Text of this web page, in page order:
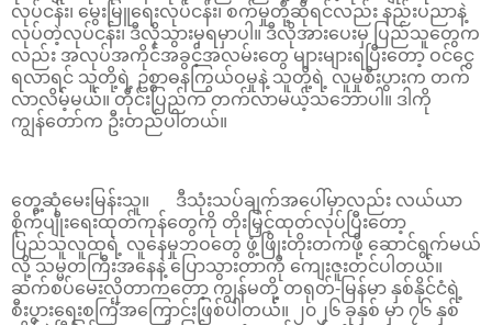
လုပ်ငန်း၊ မွေးမြူရေးလုပ်ငန်း၊ စက်မှုတို့ဆိုရင်လည်း နည်းပညာနဲ့
လုပ်တဲ့လုပ်ငန်း၊ ဒီလိုသွားမှရမှာပါ။ ဒီလိုအားပေးမှ ပြည်သူတွေက
လည်း အလုပ်အကိုင်အခွင့်အလမ်းတွေ များများရပြီးတော့ ဝင်ငွေ
ရလာရင် သူတို့ရဲ့ ဥစ္စာဓနကြွယ်ဝမှုနဲ့ သူတို့ရဲ့ လူမှုစီးပွားက တက်
လာလိမ့်မယ်။ တိုင်းပြည်က တက်လာမယ့်သဘောပါ။ ဒါကို
ကျွန်တော်က ဦးတည်ပါတယ်။
တွေ့ဆုံမေးမြန်းသူ။ ဒီသုံးသပ်ချက်အပေါ်မှာလည်း လယ်ယာ
စိုက်ပျိုးရေးထုတ်ကုန်တွေကို တိုးမြှင့်ထုတ်လုပ်ပြီးတော့
ပြည်သူလူထုရဲ့ လူနေမှုဘဝတွေ ဖွံ့ဖြိုးတိုးတက်ဖို့ ဆောင်ရွက်မယ်
လို့ သမ္မတကြီးအနေနဲ့ ပြောသွားတာကို ကျေးဇူးတင်ပါတယ်။
ဆက်စပ်မေးလိုတာကတော့ ကျွန်မတို့ တရုတ်-မြန်မာ နှစ်နိုင်ငံရဲ့
စီးပွားရေးစင်္ကြံအကြောင်းဖြစ်ပါတယ်။ ၂၀၂၆ ခုနှစ် မှာ ၇၆ နှစ်